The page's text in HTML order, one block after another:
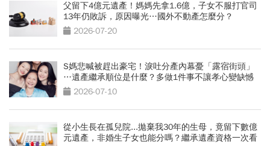
父留下4億元遺產！媽媽先拿1.6億，子女不服打官司
13年仍敗訴，原因曝光…國外不動產怎麼分？
2026-07-20
S媽悲喊被趕出豪宅！淚吐分產內幕憂「露宿街頭」
…遺產繼承順位是什麼？多做1件事不讓孝心變缺憾
2026-07-10
從小生長在孤兒院...拋棄我30年的生母，竟留下數億
元遺產，非婚生子女也能分嗎？繼承遺產資格一次看